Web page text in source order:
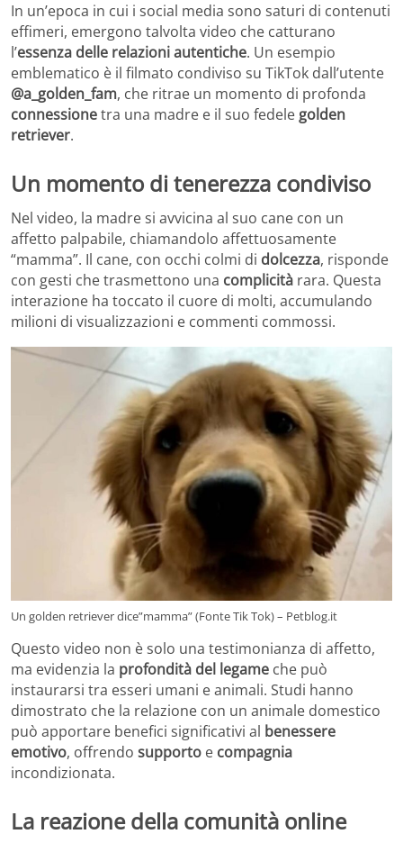
In un’epoca in cui i social media sono saturi di contenuti
effimeri, emergono talvolta video che catturano
l’essenza delle relazioni autentiche. Un esempio
emblematico è il filmato condiviso su TikTok dall’utente
@a_golden_fam, che ritrae un momento di profonda
connessionetra una madre e il suo fedele golden
retriever.
Un momento di tenerezza condiviso
Nel video, la madre si avvicina al suo cane con un
affetto palpabile, chiamandolo affettuosamente
“mamma”. Il cane, con occhi colmi di dolcezza, risponde
con gesti che trasmettono una complicità rara. Questa
interazione ha toccato il cuore di molti, accumulando
milioni di visualizzazioni e commenti commossi.
Un golden retriever dice”mamma” (Fonte Tik Tok) – Petblog.it
Questo video non è solo una testimonianza di affetto,
ma evidenzia la profondità del legame che può
instaurarsi tra esseri umani e animali. Studi hanno
dimostrato che la relazione con un animale domestico
può apportare benefici significativi al benessere
emotivo, offrendo supporto e compagnia
incondizionata.
La reazione della comunità online